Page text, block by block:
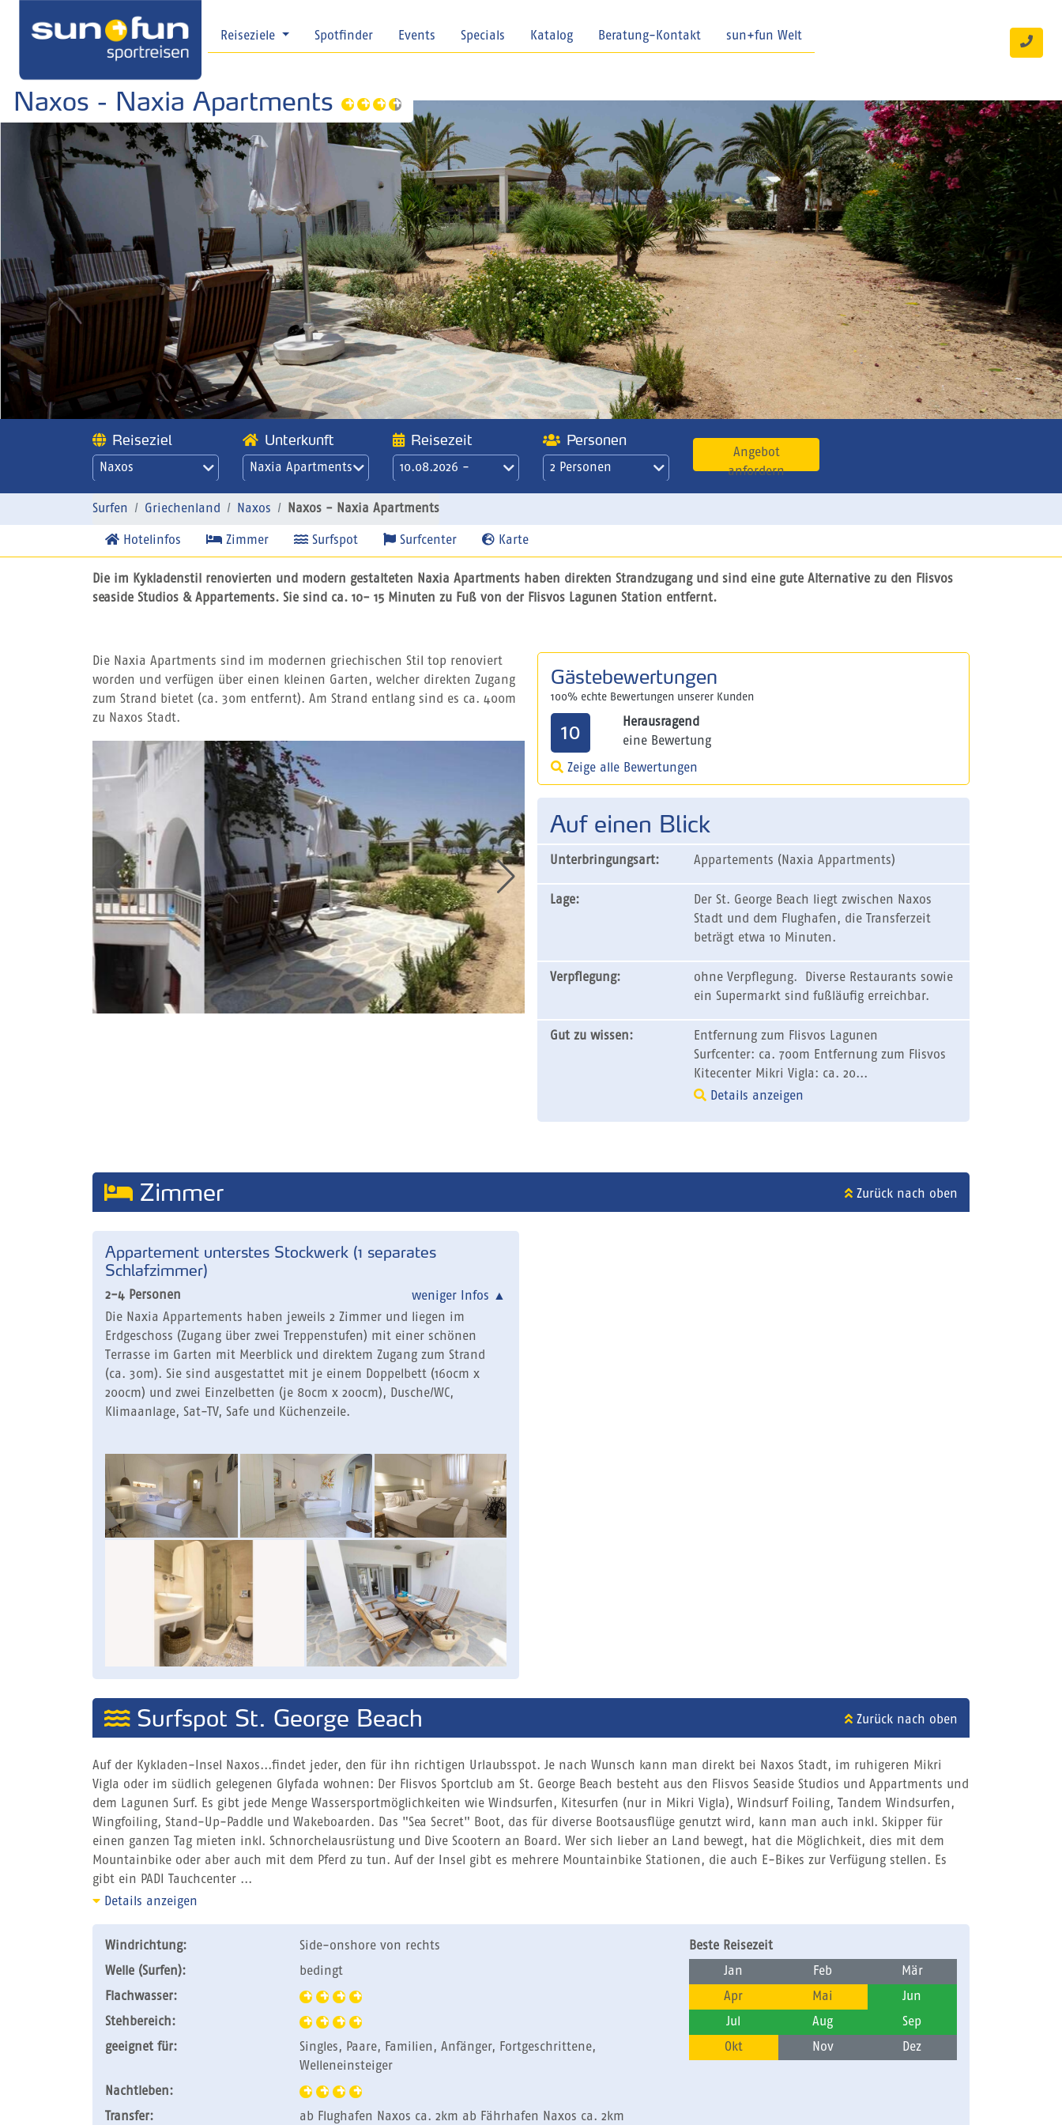
Reiseziele Spotfinder Events Specials Katalog Beratung-Kontakt sun+fun Welt
Naxos - Naxia Apartments
Reiseziel
Naxos
Unterkunft
Naxia Apartments
Apartments
Reisezeit
10.08.2026 -
21 Übernachtungen
/ 3 Wochen
Personen
2 Personen
Angebot
anfordern
Surfen Griechenland Naxos Naxos - Naxia Apartments
Hotelinfos Zimmer Surfspot Surfcenter Karte
Die im Kykladenstil renovierten und modern gestalteten Naxia Apartments haben direkten Strandzugang und sind eine gute Alternative zu den Flisvos
seaside Studios & Appartements. Sie sind ca. 10- 15 Minuten zu Fuß von der Flisvos Lagunen Station entfernt.
Die Naxia Apartments sind im modernen griechischen Stil top renoviert
worden und verfügen über einen kleinen Garten, welcher direkten Zugang
zum Strand bietet (ca. 30m entfernt). Am Strand entlang sind es ca. 400m
zu Naxos Stadt.
Gästebewertungen
100% echte Bewertungen unserer Kunden
10
Herausragend
eine Bewertung
Zeige alle Bewertungen
Auf einen Blick
Unterbringungsart: Appartements (Naxia Appartments)
Lage:
Der St. George Beach liegt zwischen Naxos
Stadt und dem Flughafen, die Transferzeit
beträgt etwa 10 Minuten.
Verpflegung:
ohne Verpflegung. Diverse Restaurants sowie
ein Supermarkt sind fußläufig erreichbar.
Gut zu wissen:
Entfernung zum Flisvos Lagunen
Surfcenter: ca. 700m Entfernung zum Flisvos
Kitecenter Mikri Vigla: ca. 20...
Details anzeigen
Zimmer Zurück nach oben
Appartement unterstes Stockwerk (1 separates
Schlafzimmer)
2-4 Personen weniger Infos ▲
Die Naxia Appartements haben jeweils 2 Zimmer und liegen im
Erdgeschoss (Zugang über zwei Treppenstufen) mit einer schönen
Terrasse im Garten mit Meerblick und direktem Zugang zum Strand
(ca. 30m). Sie sind ausgestattet mit je einem Doppelbett (160cm x
200cm) und zwei Einzelbetten (je 80cm x 200cm), Dusche/WC,
Klimaanlage, Sat-TV, Safe und Küchenzeile.
Surfspot St. George Beach Zurück nach oben
Auf der Kykladen-Insel Naxos...findet jeder, den für ihn richtigen Urlaubsspot. Je nach Wunsch kann man direkt bei Naxos Stadt, im ruhigeren Mikri
Vigla oder im südlich gelegenen Glyfada wohnen: Der Flisvos Sportclub am St. George Beach besteht aus den Flisvos Seaside Studios und Appartments und
dem Lagunen Surf. Es gibt jede Menge Wassersportmöglichkeiten wie Windsurfen, Kitesurfen (nur in Mikri Vigla), Windsurf Foiling, Tandem Windsurfen,
Wingfoiling, Stand-Up-Paddle und Wakeboarden. Das "Sea Secret" Boot, das für diverse Bootsausflüge genutzt wird, kann man auch inkl. Skipper für
einen ganzen Tag mieten inkl. Schnorchelausrüstung und Dive Scootern an Board. Wer sich lieber an Land bewegt, hat die Möglichkeit, dies mit dem
Mountainbike oder aber auch mit dem Pferd zu tun. Auf der Insel gibt es mehrere Mountainbike Stationen, die auch E-Bikes zur Verfügung stellen. Es
gibt ein PADI Tauchcenter ...
Details anzeigen
Windrichtung:
Side-onshore von rechts
Welle (Surfen):
bedingt
Flachwasser:
Stehbereich:
geeignet für:
Singles, Paare, Familien, Anfänger, Fortgeschrittene,
Welleneinsteiger
Nachtleben:
Transfer:
ab Flughafen Naxos ca. 2km ab Fährhafen Naxos ca. 2km
Beste Reisezeit
Jan
Feb
Mär
Apr
Mai
Jun
Jul
Aug
Sep
Okt
Nov Dez